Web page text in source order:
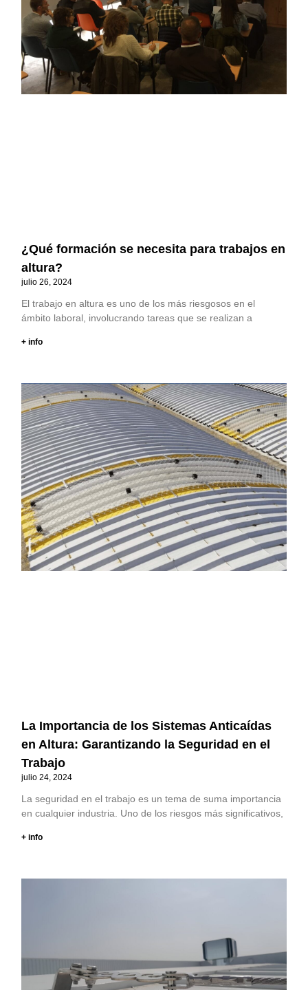
¿Qué formación se necesita para trabajos en
altura?
julio 26, 2024
El trabajo en altura es uno de los más riesgosos en el
ámbito laboral, involucrando tareas que se realizan a
+ info
La Importancia de los Sistemas Anticaídas
en Altura: Garantizando la Seguridad en el
Trabajo
julio 24, 2024
La seguridad en el trabajo es un tema de suma importancia
en cualquier industria. Uno de los riesgos más significativos,
+ info